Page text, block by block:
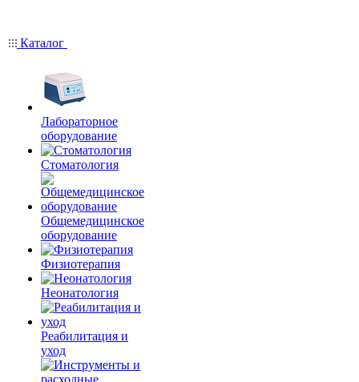
Каталог
Лабораторное
оборудование
Стоматология
Общемедицинское
оборудование
Физиотерапия
Неонатология
Реабилитация и
уход